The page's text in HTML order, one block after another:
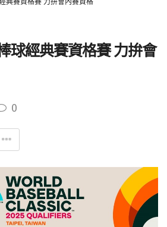
球經典賽資格賽 力拚會
0